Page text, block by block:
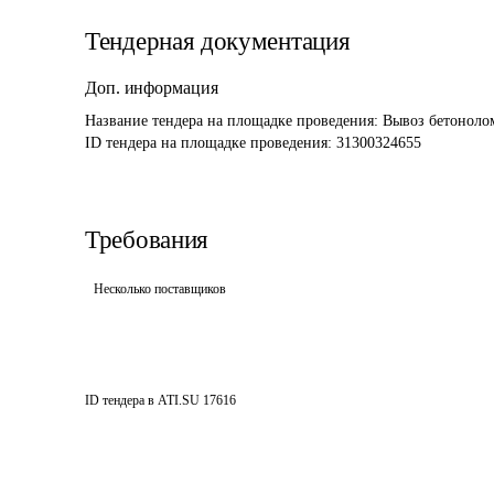
Тендерная документация
Доп. информация
Название тендера на площадке проведения: Вывоз
ID тендера на площадке проведения: 31300324655
Требования
Несколько поставщиков
ID тендера в ATI.SU 17616